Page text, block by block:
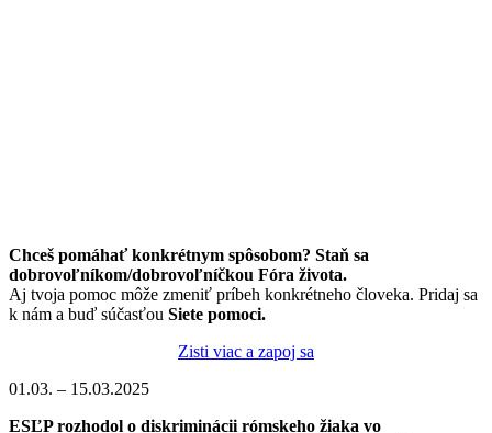
Chceš pomáhať konkrétnym spôsobom? Staň sa
dobrovoľníkom/dobrovoľníčkou Fóra života.
Aj tvoja pomoc môže zmeniť príbeh konkrétneho človeka. Pridaj sa
k nám a buď súčasťou Siete pomoci.
Zisti viac a zapoj sa
01.03. – 15.03.2025
ESĽP rozhodol o diskriminácii rómskeho žiaka vo